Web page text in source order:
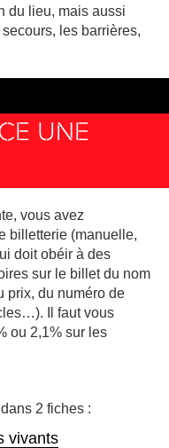
du lieu, mais aussi
les barrières,
UNE
vous avez
billetterie (manuelle,
doit obéir à des
sur le billet du nom
prix, du numéro de
Il faut vous
ou 2,1% sur les
2 fiches :
vivants